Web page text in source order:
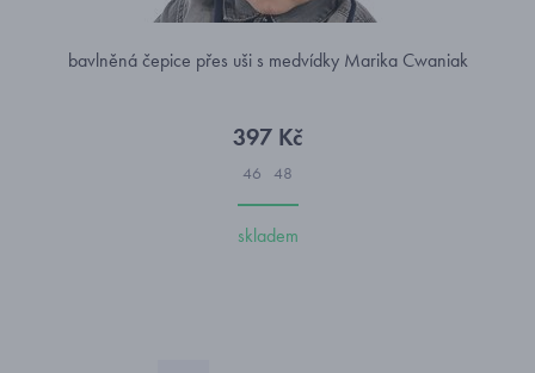
bavlněná čepice přes uši s medvídky Marika Cwaniak
397 Kč
46 48
skladem